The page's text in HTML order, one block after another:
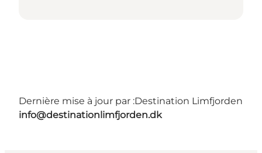
Dernière mise à jour par :Destination Limfjorden
info@destinationlimfjorden.dk